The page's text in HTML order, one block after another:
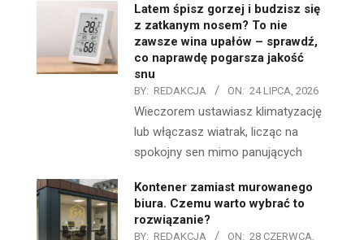
Latem śpisz gorzej i budzisz się
z zatkanym nosem? To nie
zawsze wina upałów – sprawdź,
co naprawdę pogarsza jakość
snu
BY: REDAKCJA ON: 24 LIPCA, 2026
Wieczorem ustawiasz klimatyzację
lub włączasz wiatrak, licząc na
spokojny sen mimo panujących
Kontener zamiast murowanego
biura. Czemu warto wybrać to
rozwiązanie?
BY: REDAKCJA ON: 28 CZERWCA,